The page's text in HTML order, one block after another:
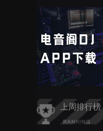
上周排行榜